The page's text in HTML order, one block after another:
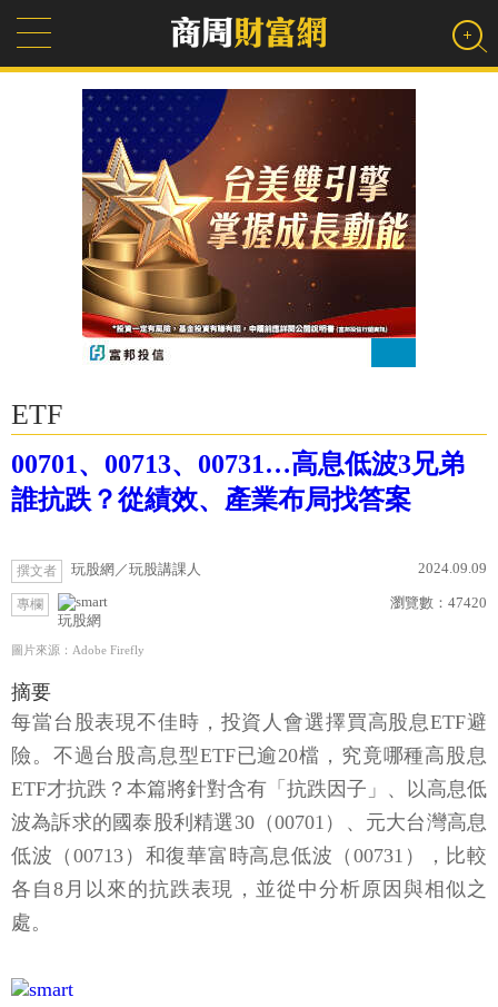
ETF
00701、00713、00731…高息低波3兄弟
誰抗跌？從績效、產業布局找答案
撰文者 玩股網／玩股講課人 2024.09.09
專欄
玩股網
瀏覽數： 47420
圖片來源：Adobe Firefly
摘要
每當台股表現不佳時，投資人會選擇買高股息ETF避
險。不過台股高息型ETF已逾20檔，究竟哪種高股息
ETF才抗跌？本篇將針對含有「抗跌因子」、以高息低
波為訴求的國泰股利精選30（00701）、元大台灣高息
低波（00713）和復華富時高息低波（00731），比較
各自8月以來的抗跌表現，並從中分析原因與相似之
處。